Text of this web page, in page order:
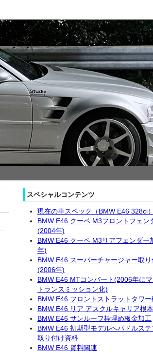
スペシャルコンテンツ
現在の車スペック（BMW E46 328ci）
BMW E46 クーペ M3フロントフェン
(2004年)
BMW E46 クーペ M3リアフェンダー
年)
BMW E46 スーパーチャージャー取り
(2006年)
BMW E46 MTコンバート(2006年に
トランスミッション化)
BMW E46 フロントストラットタワー
BMW E46 リア アスクルキャリア根
BMW E46 サンルーフ枠埋め板金加工
BMW E46 初期型モデルへパドルス
取り付け資料
BMW E46 資料関連